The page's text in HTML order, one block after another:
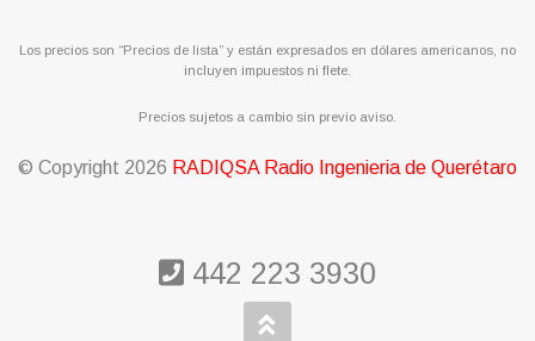
Los precios son “Precios de lista” y están expresados en dólares americanos, no
incluyen impuestos ni flete.
Precios sujetos a cambio sin previo aviso.
© Copyright 2026 RADIQSA Radio Ingenieria de Querétaro
442 223 3930